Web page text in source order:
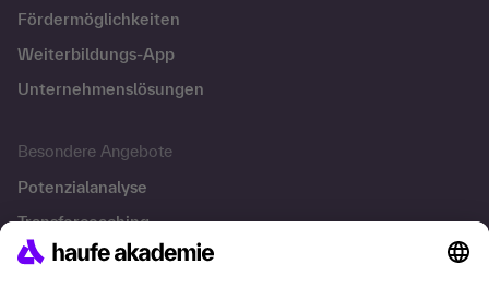
Fördermöglichkeiten
Weiterbildungs-App
Unternehmenslösungen
Besondere Angebote
Potenzialanalyse
Transfercoaching
Coaching